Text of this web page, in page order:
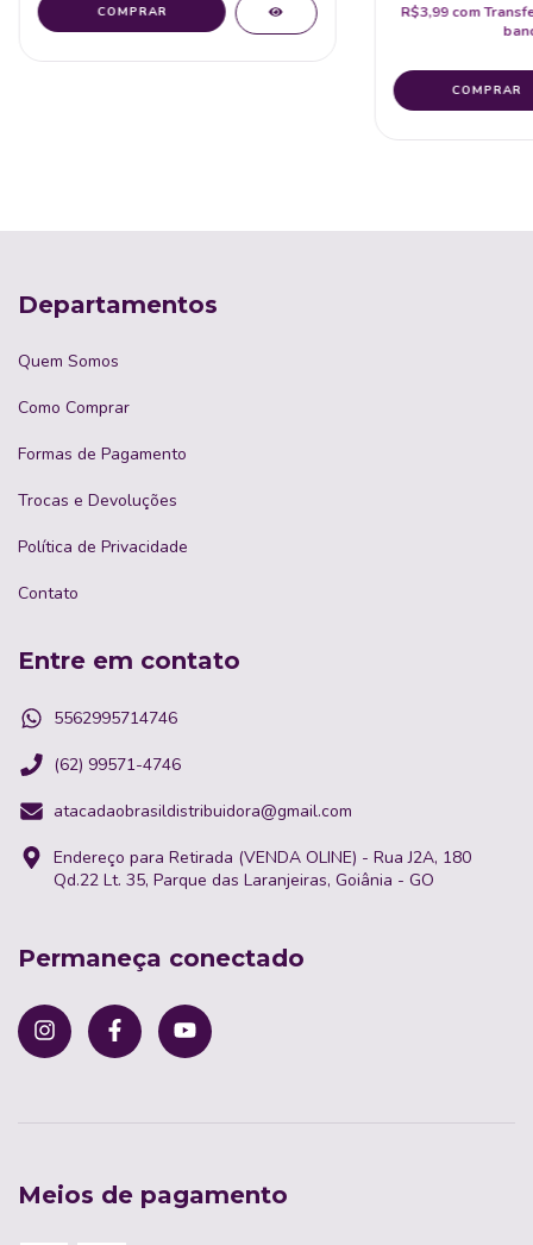
R$3,99com
Departamentos
Quem Somos
Como Comprar
Formas de Pagamento
Trocas e Devoluções
Política de Privacidade
Contato
Entre em contato
5562995714746
(62) 99571-4746
atacadaobrasildistribuidora@gmail.com
Endereço para Retirada (VENDA OLINE) - Rua J2A, 180
Qd.22 Lt. 35, Parque das Laranjeiras, Goiânia - GO
Permaneça conectado
Meios de pagamento